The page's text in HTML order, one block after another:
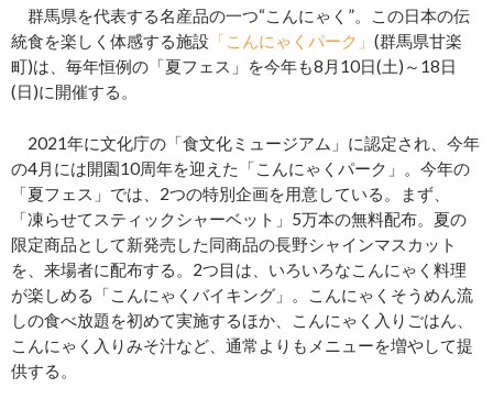
群馬県を代表する名産品の一つ“こんにゃく”。この日本の伝
統食を楽しく体感する施設 「こんにゃくパーク」 (群馬県甘楽
町)は、毎年恒例の「夏フェス」を今年も8月10日(土)～18日
(日)に開催する。
2021年に文化庁の「食文化ミュージアム」に認定され、今年
の4月には開園10周年を迎えた「こんにゃくパーク」。今年の
「夏フェス」では、2つの特別企画を用意している。まず、
「凍らせてスティックシャーベット」5万本の無料配布。夏の
限定商品として新発売した同商品の長野シャインマスカット
を、来場者に配布する。2つ目は、いろいろなこんにゃく料理
が楽しめる「こんにゃくバイキング」。こんにゃくそうめん流
しの食べ放題を初めて実施するほか、こんにゃく入りごはん、
こんにゃく入りみそ汁など、通常よりもメニューを増やして提
供する。